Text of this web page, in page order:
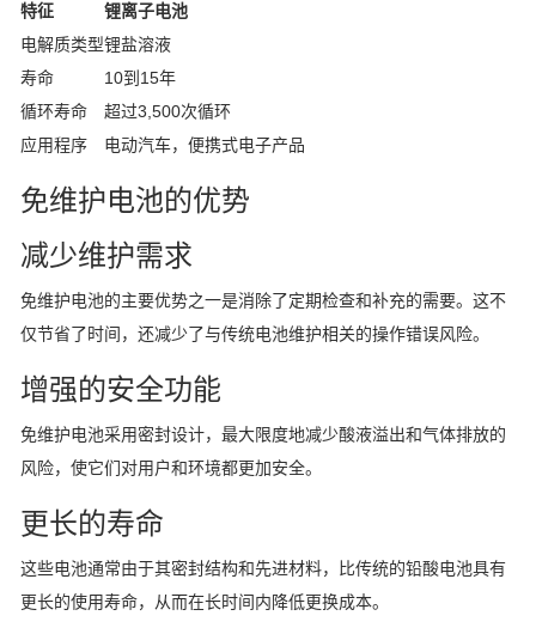
特征
锂离子电池
电解质类型锂盐溶液
寿命
10到15年
循环寿命
超过3,500次循环
应用程序
电动汽车，便携式电子产品
免维护电池的优势
减少维护需求
免维护电池的主要优势之一是消除了定期检查和补充的需要。这不
仅节省了时间，还减少了与传统电池维护相关的操作错误风险。
增强的安全功能
免维护电池采用密封设计，最大限度地减少酸液溢出和气体排放的
风险，使它们对用户和环境都更加安全。
更长的寿命
这些电池通常由于其密封结构和先进材料，比传统的铅酸电池具有
更长的使用寿命，从而在长时间内降低更换成本。